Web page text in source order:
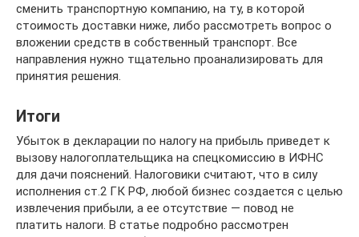
сменить транспортную компанию, на ту, в которой
стоимость доставки ниже, либо рассмотреть вопрос о
вложении средств в собственный транспорт. Все
направления нужно тщательно проанализировать для
принятия решения.
Итоги
Убыток в декларации по налогу на прибыль приведет к
вызову налогоплательщика на спецкомиссию в ИФНС
для дачи пояснений. Налоговики считают, что в силу
исполнения ст.2 ГК РФ, любой бизнес создается с целью
извлечения прибыли, а ее отсутствие — повод не
платить налоги. В статье подробно рассмотрен